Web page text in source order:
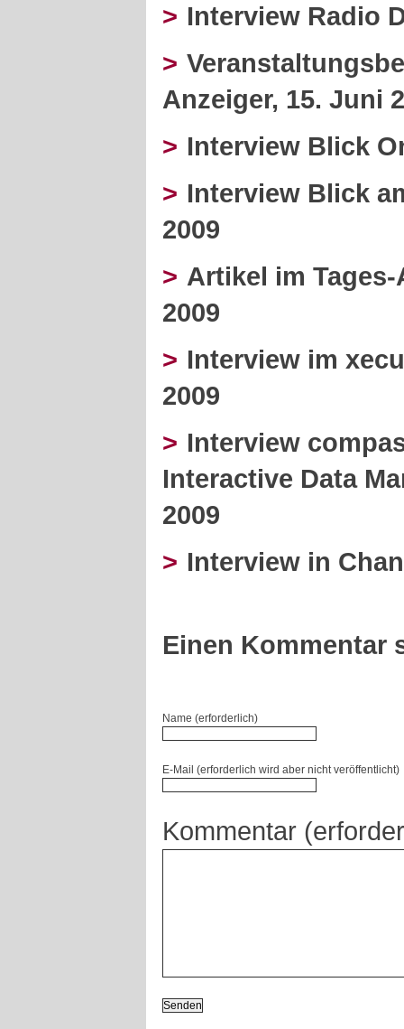
> Interview Radio
>
Anzeiger, 15. Juni
> Interview Blick
> Interview Blick
2009
> Artikel im
2009
> Interview im
2009
> Interview
Interactive Data
2009
> Interview in
Einen Kommentar
Name (erforderlich)
E-Mail (erforderlich wird aber nicht veröffentlicht)
Kommentar